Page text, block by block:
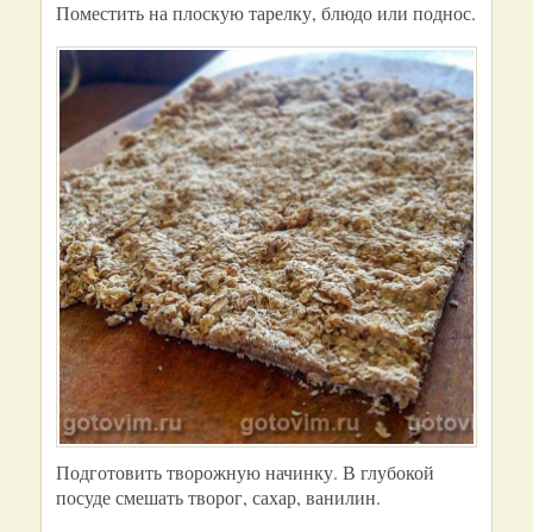
Поместить на плоскую тарелку, блюдо или поднос.
Подготовить творожную начинку. В глубокой
посуде смешать творог, сахар, ванилин.